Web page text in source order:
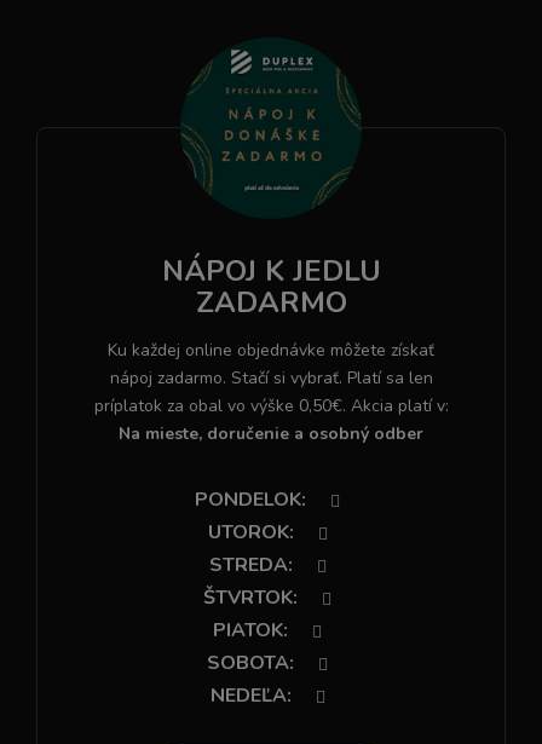
NÁPOJ K JEDLU
ZADARMO
Ku každej online objednávke môžete získať
nápoj zadarmo. Stačí si vybrať. Platí sa len
príplatok za obal vo výške 0,50€. Akcia platí v:
Na mieste, doručenie a osobný odber
PONDELOK:
UTOROK:
STREDA:
ŠTVRTOK:
PIATOK:
SOBOTA:
NEDEĽA: